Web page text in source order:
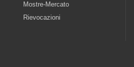
Mostre-Mercato
Rievocazioni